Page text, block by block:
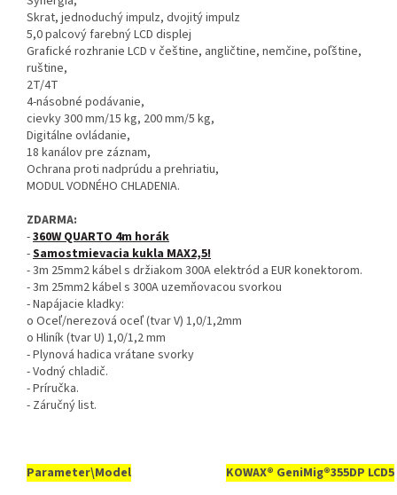
Skrat, jednoduchý impulz, dvojitý impulz
5,0 palcový farebný LCD displej
Grafické rozhranie LCD v češtine, angličtine, nemčine, poľštine,
ruštine,
2T/4T
4-násobné podávanie,
cievky 300 mm/15 kg, 200 mm/5 kg,
Digitálne ovládanie,
18 kanálov pre záznam,
Ochrana proti nadprúdu a prehriatiu,
MODUL VODNÉHO CHLADENIA.
ZDARMA:
-360W QUARTO 4m horák
-Samostmievacia kukla MAX2,5!
- 3m 25mm2 kábel s držiakom 300A elektród a EUR konektorom.
- 3m 25mm2 kábel s 300A uzemňovacou svorkou
- Napájacie kladky:
o Oceľ/nerezová oceľ (tvar V) 1,0/1,2mm
o Hliník (tvar U) 1,0/1,2 mm
- Plynová hadica vrátane svorky
- Vodný chladič.
- Príručka.
- Záručný list.
Parameter\Model KOWAX® GeniMig®355DP LCD5